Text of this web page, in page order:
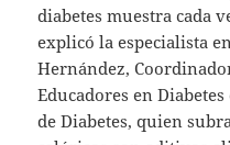
diabetes muestra cada
explicó la especialista
Hernández,
Educadores en
de Diabetes, quien